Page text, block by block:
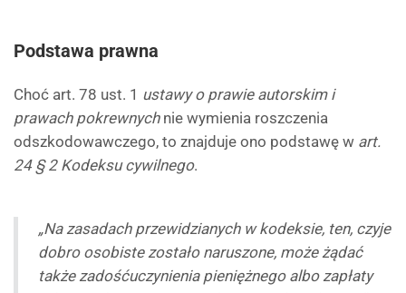
Podstawa prawna
Choć art. 78 ust. 1 ustawy o prawie autorskim i
prawach pokrewnychnie wymienia roszczenia
odszkodowawczego, to znajduje ono podstawę w art.
24 § 2 Kodeksu cywilnego.
„Na zasadach przewidzianych w kodeksie, ten, czyje
dobro osobiste zostało naruszone, może żądać
także zadośćuczynienia pieniężnego albo zapłaty